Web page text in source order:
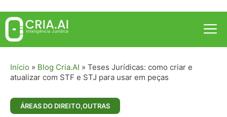
Pular
para
conteúdo
Início » Blog Cria.AI » Teses Jurídicas: como criar e
atualizar com STF e STJ para usar em peças
ÁREAS DO DIREITO,OUTRAS